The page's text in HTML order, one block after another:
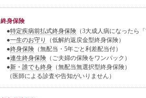
終身保険
●特定疾病前払式終身保険 （3大成人病になったら
●一生のお守り
（低解約返戻金型終身保険）
●終身保険 （無配当・5年ごと利差配当付）
●連生終身保険 （ご夫婦の保険をワンパック）
●新・誰でも終身 （無配当無選択型終身保険）
（医師による診査や告知がいりません）